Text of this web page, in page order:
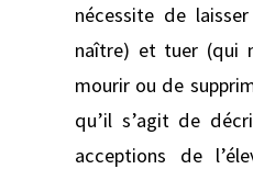
nécessite de
naître) et tuer (qui
mourir ou de
qu’il s’agit de
acceptions de